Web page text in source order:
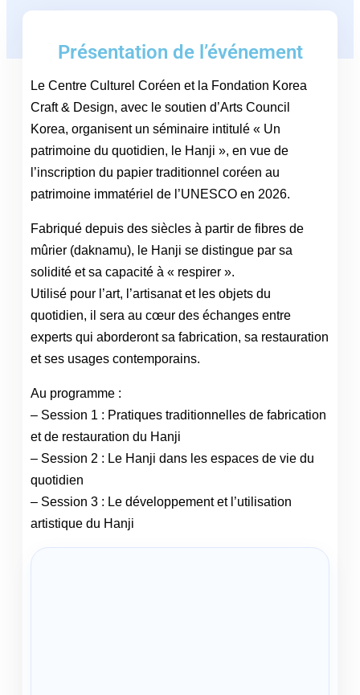
Présentation de l’événement
Le Centre Culturel Coréen et la Fondation Korea
Craft & Design, avec le soutien d’Arts Council
Korea, organisent un séminaire intitulé « Un
patrimoine du quotidien, le Hanji », en vue de
l’inscription du papier traditionnel coréen au
patrimoine immatériel de l’UNESCO en 2026.
Fabriqué depuis des siècles à partir de fibres de
mûrier (daknamu), le Hanji se distingue par sa
solidité et sa capacité à « respirer ».
Utilisé pour l’art, l’artisanat et les objets du
quotidien, il sera au cœur des échanges entre
experts qui aborderont sa fabrication, sa restauration
et ses usages contemporains.
Au programme :
– Session 1 : Pratiques traditionnelles de fabrication
et de restauration du Hanji
– Session 2 : Le Hanji dans les espaces de vie du
quotidien
– Session 3 : Le développement et l’utilisation
artistique du Hanji